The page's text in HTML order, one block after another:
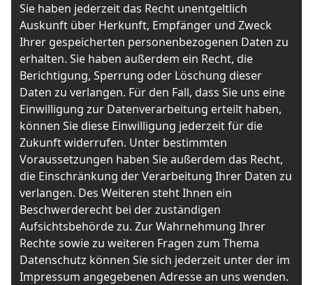
Sie haben jederzeit das Recht unentgeltlich
Auskunft über Herkunft, Empfänger und Zweck
Ihrer gespeicherten personenbezogenen Daten zu
erhalten. Sie haben außerdem ein Recht, die
Berichtigung, Sperrung oder Löschung dieser
Daten zu verlangen. Für den Fall, dass Sie uns eine
Einwilligung zur Datenverarbeitung erteilt haben,
können Sie diese Einwilligung jederzeit für die
Zukunft widerrufen. Unter bestimmten
Voraussetzungen haben Sie außerdem das Recht,
die Einschränkung der Verarbeitung Ihrer Daten zu
verlangen. Des Weiteren steht Ihnen ein
Beschwerderecht bei der zuständigen
Aufsichtsbehörde zu. Zur Wahrnehmung Ihrer
Rechte sowie zu weiteren Fragen zum Thema
Datenschutz können Sie sich jederzeit unter der im
Impressum angegebenen Adresse an uns wenden.